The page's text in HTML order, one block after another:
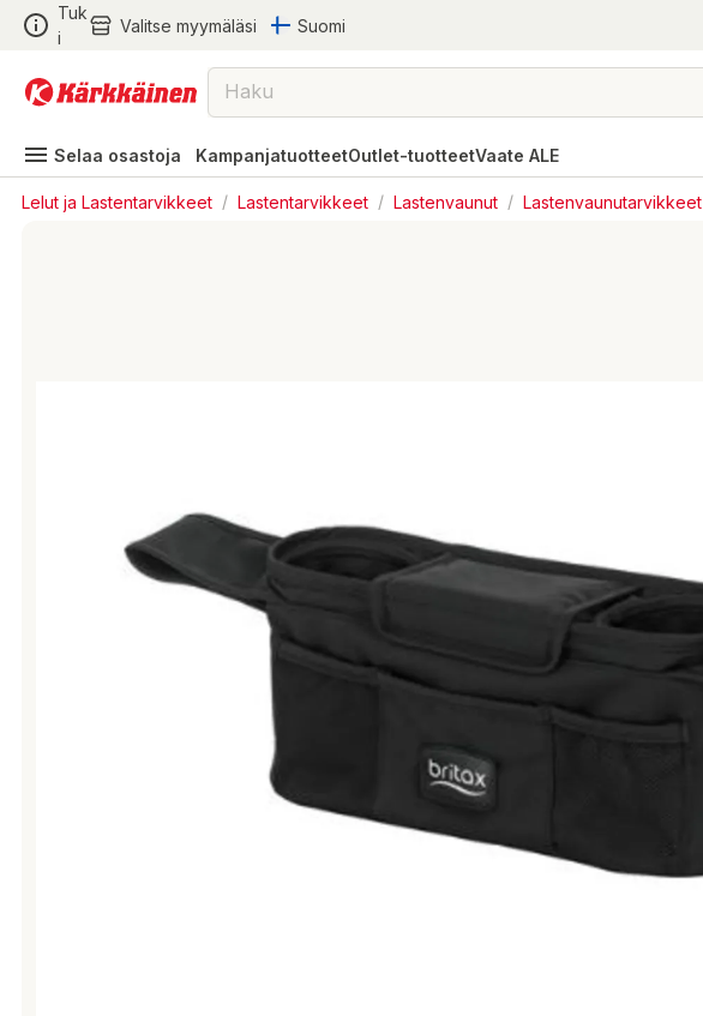
Tuk
i
Valitse myymäläsi Suomi
Selaa osastoja KampanjatuotteetOutlet-tuotteetVaate ALE
Lelut ja Lastentarvikkeet / Lastentarvikkeet / Lastenvaunut / Lastenvaunutarvikkeet